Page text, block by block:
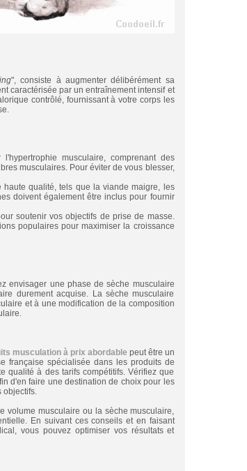
", consiste à augmenter délibérément sa
caractérisée par un entraînement intensif et
contrôlé, fournissant à votre corps les
musculaire, comprenant des
musculaires. Pour éviter de vous blesser,
qualité, tels que la viande maigre, les
doivent également être inclus pour fournir
soutenir vos objectifs de prise de masse.
populaires pour maximiser la croissance
envisager une phase de sèche musculaire
durement acquise. La sèche musculaire
et à une modification de la composition
musculation à prix abordable peut être un
française spécialisée dans les produits de
qualité à des tarifs compétitifs. Vérifiez que
d'en faire une destination de choix pour les
objectifs.
volume musculaire ou la sèche musculaire,
En suivant ces conseils et en faisant
vous pouvez optimiser vos résultats et